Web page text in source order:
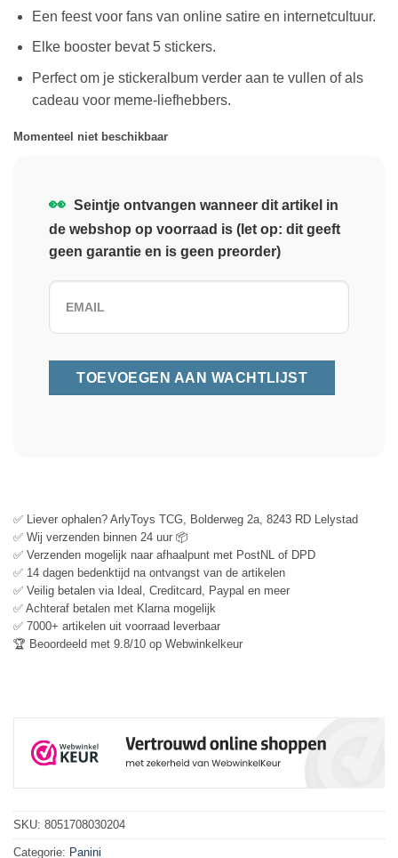
Een feest voor fans van online satire en internetcultuur.
Elke booster bevat 5 stickers.
Perfect om je stickeralbum verder aan te vullen of als
cadeau voor meme-liefhebbers.
Momenteel niet beschikbaar
👀 Seintje ontvangen wanneer dit artikel in
de webshop op voorraad is (let op: dit geeft
geen garantie en is geen preorder)
✅ Liever ophalen? ArlyToys TCG, Bolderweg 2a, 8243 RD Lelystad
✅ Wij verzenden binnen 24 uur 📦
✅ Verzenden mogelijk naar afhaalpunt met PostNL of DPD
✅ 14 dagen bedenktijd na ontvangst van de artikelen
✅ Veilig betalen via Ideal, Creditcard, Paypal en meer
✅ Achteraf betalen met Klarna mogelijk
✅ 7000+ artikelen uit voorraad leverbaar
🏆 Beoordeeld met 9.8/10 op Webwinkelkeur
SKU: 8051708030204
Categorie: Panini